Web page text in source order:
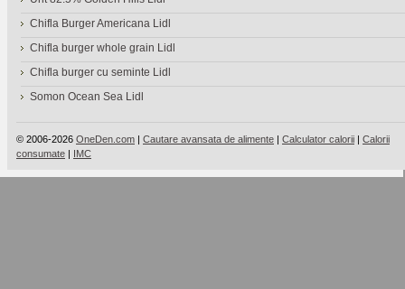
Chifla Burger Americana Lidl
Chifla burger whole grain Lidl
Chifla burger cu seminte Lidl
Somon Ocean Sea Lidl
© 2006-2026 OneDen.com | Cautare avansata de alimente | Calculator calorii | Calorii
consumate | IMC